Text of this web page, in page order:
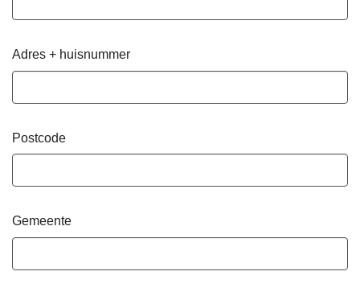
Adres + huisnummer
Postcode
Gemeente